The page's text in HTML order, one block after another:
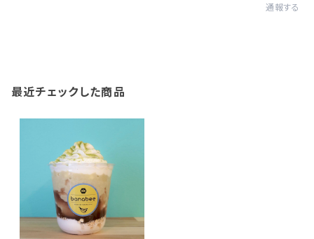
通報する
最近チェックした商品